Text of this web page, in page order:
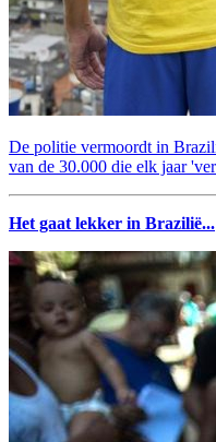
De politie vermoordt in
van de 30.000 die elk jaar
Het gaat lekker in Brazilië...